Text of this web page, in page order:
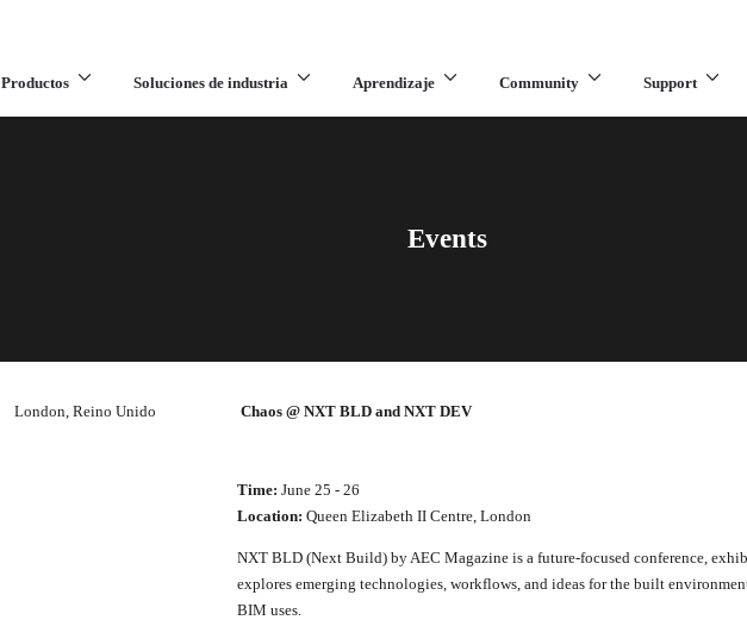
Productos Soluciones de industria Aprendizaje Community Support
Events
London, Reino Unido Chaos @ NXT BLD and NXT DEV
Time: June 25 - 26
Location: Queen Elizabeth II Centre, London
NXT BLD (Next Build) by AEC Magazine is a future-focused conference,
explores emerging technologies, workflows, and ideas for the built
BIM uses.